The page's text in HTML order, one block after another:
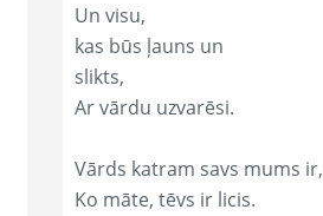
Un visu,
kas būs ļauns un
slikts,
Ar vārdu uzvarēsi.
Vārds katram savs mums ir,
Ko māte, tēvs ir licis.